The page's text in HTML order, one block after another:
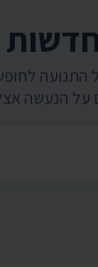
התנועה
על הנעשה